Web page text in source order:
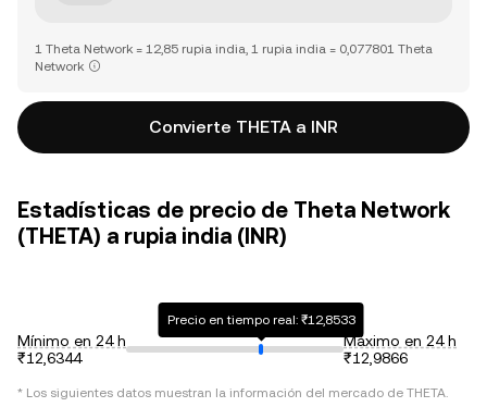
1 Theta Network = 12,85 rupia india, 1 rupia india = 0,077801 Theta
Network
Convierte THETA a INR
Estadísticas de precio de Theta Network
(THETA) a rupia india (INR)
Mínimo en 24 h
₹12,6344
Precio en tiempo real: ₹12,8533
Máximo en 24 h
₹12,9866
* Los siguientes datos muestran la información del mercado de THETA.